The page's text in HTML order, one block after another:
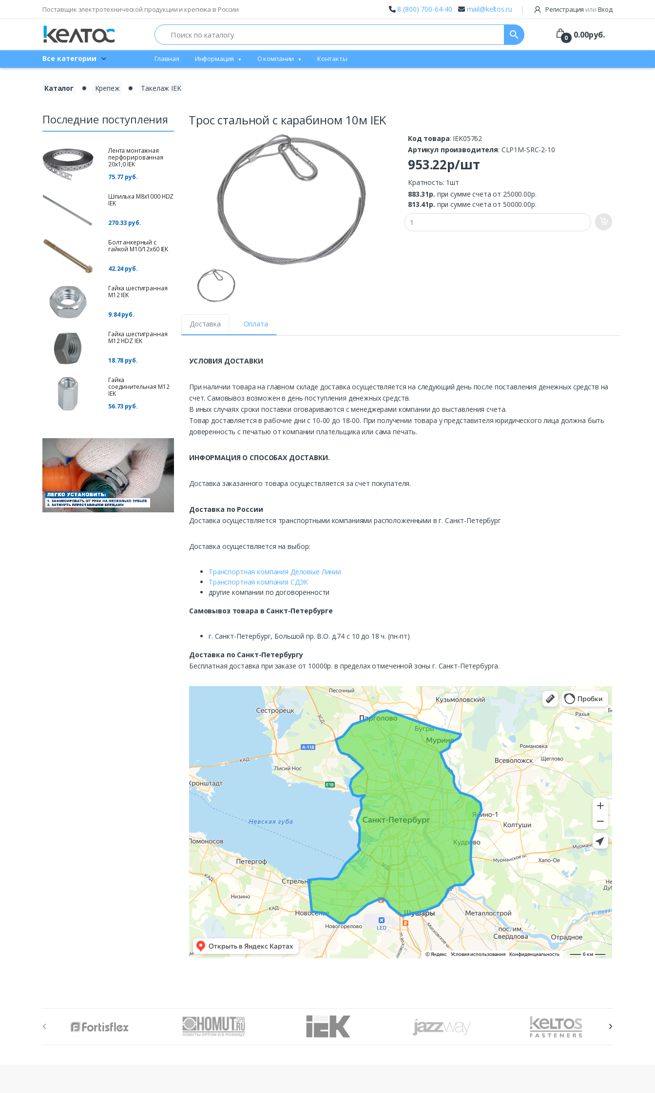
Поставщик электротехнической продукции и крепежа в России 8 (800) 700-64-40 mail@keltos.ru Регистрация или Вход
Search search 0 0.00руб.
Все категории Главная Информация О компании Контакты
Каталог ✹ Крепеж ✹ Такелаж IEK
Последние поступления
Лента монтажная
перфорированная
20х1,0 IEK
75.77 руб.
Шпилька М8х1000 HDZ
IEK
270.33 руб.
Болт анкерный с
гайкой М10/12х60 IEK
42.24 руб.
Гайка шестигранная
М12 IEK
9.84 руб.
Гайка шестигранная
М12 HDZ IEK
18.78 руб.
Гайка
соединительная М12
IEK
56.73 руб.
Трос стальной с карабином 10м IEK
Код товара: IEK05762
Артикул производителя: CLP1M-SRC-2-10
953.22р/шт
Кратность: 1шт
883.31р. при сумме счета от 25000.00р.
813.41р. при сумме счета от 50000.00р.
Доставка Оплата
УСЛОВИЯ ДОСТАВКИ
При наличии товара на главном складе доставка осуществляется на следующий день после поставления денежных средств на
счет. Самовывоз возможен в день поступления денежных средств.
В иных случаях сроки поставки оговариваются с менеджерами компании до выставления счета.
Товар доставляется в рабочие дни с 10-00 до 18-00. При получении товара у представителя юридического лица должна быть
доверенность с печатью от компании плательщика или сама печать.
ИНФОРМАЦИЯ О СПОСОБАХ ДОСТАВКИ.
Доставка заказанного товара осуществляется за счет покупателя.
Доставка по России
Доставка осуществляется транспортными компаниями расположенными в г. Санкт-Петербург
Доставка осуществляется на выбор:
Транспортная компания Деловые Линии
Транспортная компания СДЭК
другие компании по договоренности
Самовывоз товара в Санкт-Петербурге
г. Санкт-Петербург, Большой пр. В.О. д.74 с 10 до 18 ч. (пн-пт)
Доставка по Санкт-Петербургу
Бесплатная доставка при заказе от 10000р. в пределах отмеченной зоны г. Санкт-Петербурга.